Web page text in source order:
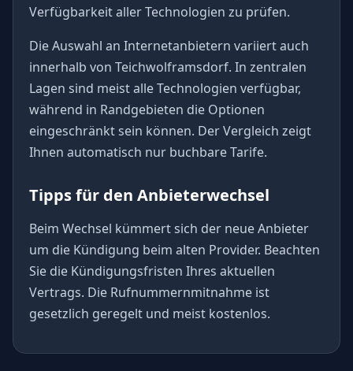
Verfügbarkeit aller Technologien zu prüfen.
Die Auswahl an Internetanbietern variiert auch
innerhalb von Teichwolframsdorf. In zentralen
Lagen sind meist alle Technologien verfügbar,
während in Randgebieten die Optionen
eingeschränkt sein können. Der Vergleich zeigt
Ihnen automatisch nur buchbare Tarife.
Tipps für den Anbieterwechsel
Beim Wechsel kümmert sich der neue Anbieter
um die Kündigung beim alten Provider. Beachten
Sie die Kündigungsfristen Ihres aktuellen
Vertrags. Die Rufnummernmitnahme ist
gesetzlich geregelt und meist kostenlos.